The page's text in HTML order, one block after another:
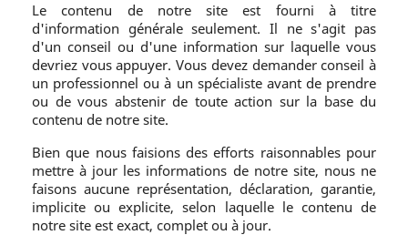
Le contenu de notre site est fourni à titre
d'information générale seulement. Il ne s'agit pas
d'un conseil ou d'une information sur laquelle vous
devriez vous appuyer. Vous devez demander conseil à
un professionnel ou à un spécialiste avant de prendre
ou de vous abstenir de toute action sur la base du
contenu de notre site.
Bien que nous faisions des efforts raisonnables pour
mettre à jour les informations de notre site, nous ne
faisons aucune représentation, déclaration, garantie,
implicite ou explicite, selon laquelle le contenu de
notre site est exact, complet ou à jour.